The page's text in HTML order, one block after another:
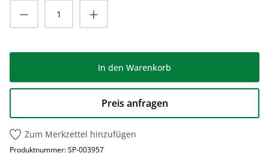
Produkt Anzahl: Gib den gewünschten
In den Warenkorb
Preis anfragen
Zum Merkzettel hinzufügen
Produktnummer:SP-003957